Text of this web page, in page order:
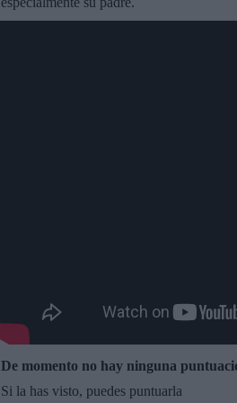
De momento no hay ninguna
Si la has visto, puedes puntuarla